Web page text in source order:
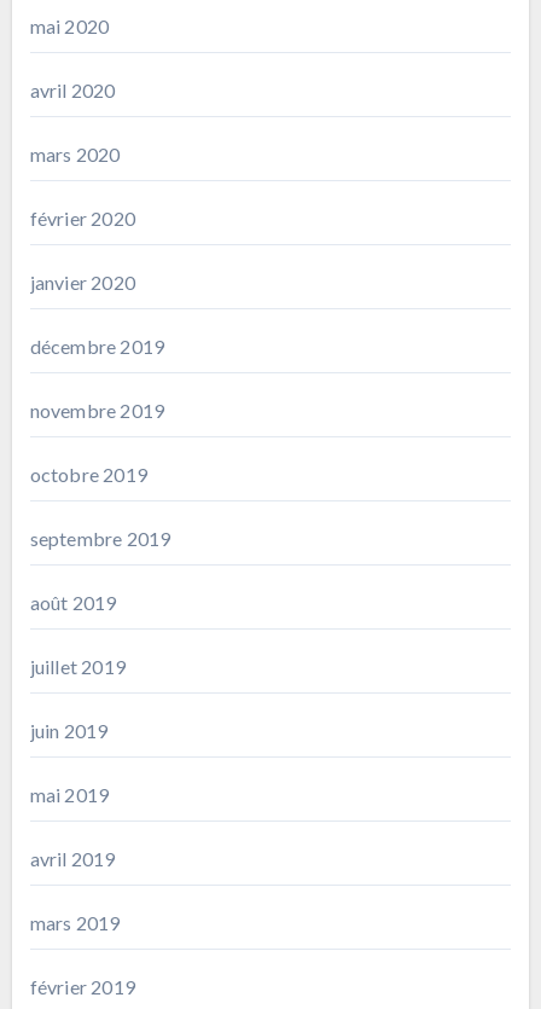
mai 2020
avril 2020
mars 2020
février 2020
janvier 2020
décembre 2019
novembre 2019
octobre 2019
septembre 2019
août 2019
juillet 2019
juin 2019
mai 2019
avril 2019
mars 2019
février 2019